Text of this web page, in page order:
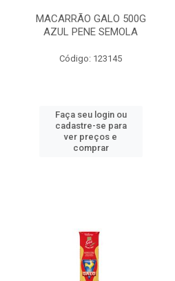
MACARRÃO GALO 500G
AZUL PENE SEMOLA
Código: 123145
Faça seu login ou
cadastre-se para
ver preços e
comprar